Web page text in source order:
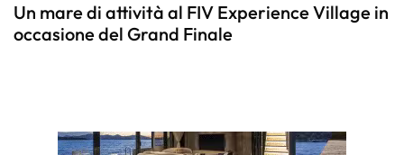
Un mare di attività al FIV Experience Village in
occasione del Grand Finale